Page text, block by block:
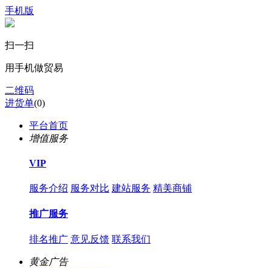
手机版
扫一扫
用手机做贸易
二维码
进货单(0)
平台首页
增值服务
VIP
服务介绍 服务对比 建站服务 精美商铺
推广服务
排名推广 意见反馈 联系我们
黄金广告